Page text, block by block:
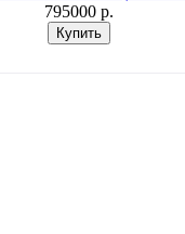
795000 p.